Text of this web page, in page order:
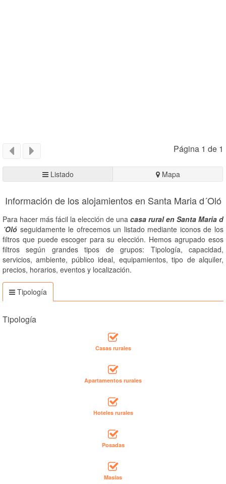
Página 1 de 1
Listado Mapa
Información de los alojamientos en Santa Maria d´Oló
Para hacer más fácil la elección de una casa rural en Santa Maria d
´Oló seguidamente le ofrecemos un listado mediante iconos de los
filtros que puede escoger para su elección. Hemos agrupado esos
filtros según grandes tipos de grupos: Tipología, capacidad,
servicios, ambiente, público ideal, equipamientos, tipo de alquiler,
precios, horarios, eventos y localización.
Tipología
Tipología
Casas rurales
Apartamentos rurales
Hoteles rurales
Posadas
Masías